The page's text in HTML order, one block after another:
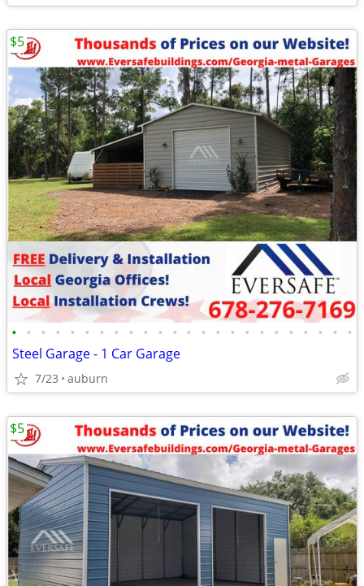
• • • • • • • • • • • • • • • • • • • • • • • •
Steel Garage - 1 Car Garage
7/23 auburn
$5
$5